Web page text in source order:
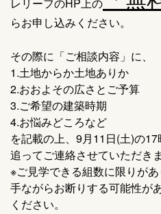
レリーフのHP上の
らお申し込みください。
その際に「ご相談内容」に、
1.土地からか土地ありか
2.おおよその広さとご予算
3.ご希望の建築時期
4.お悩みどころなど
を記載の上、9月11日(土)の17
追ってご連絡させていただきま
※ご見学できる組数に限りが
手ながらお断りする可能性が
ください。